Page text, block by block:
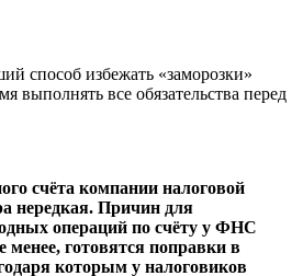
способ избежать «заморозки»
выполнять все обязательства перед
счёта компании налоговой
нередкая. Причин для
операций по счёту у ФНС
менее, готовятся поправки в
которым у налоговиков